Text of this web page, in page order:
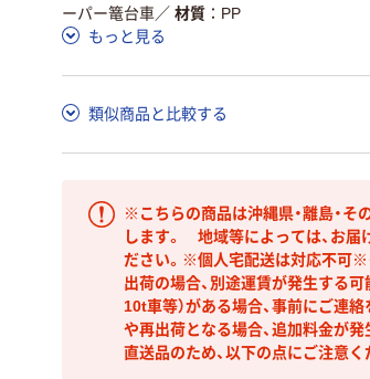
ーパー篭台車 ／ 材質
PP
もっと見る
類似商品と比較する
※こちらの商品は沖縄県・離島・そ
します。 地域等によっては、お届
ださい。※個人宅配送は対応不可※
出荷の場合、別途運賃が発生する
10t車等）がある場合、事前にご連
や再出荷となる場合、追加料金が発
直送品のため、以下の点にご注意く